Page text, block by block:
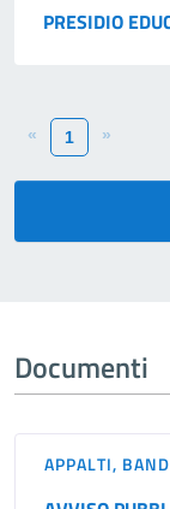
PRESIDIO
« 1 »
Documenti
APPALTI,